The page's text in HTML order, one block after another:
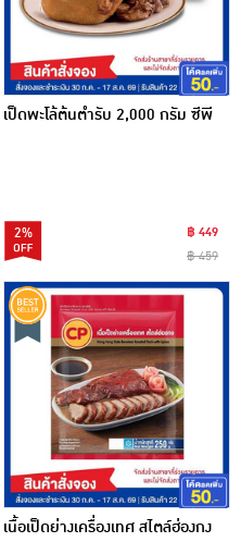
เป็ดพะโล้ต้นตำรับ 2,000 กรัม ซีพี
2%
฿ 449
฿ 459
เนื้อเป็ดย่างเครื่องเทศ สไตล์ฮ่องกง